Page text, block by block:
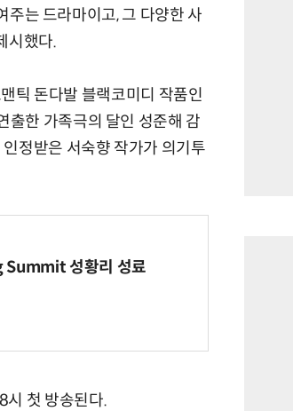
주는 드라마이고, 그 다양한 사
시했다.
틱 돈다발 블랙코미디 작품인
연출한 가족극의 달인 성준해 감
인정받은 서숙향 작가가 의기투
성황리 성료
시 첫 방송된다.